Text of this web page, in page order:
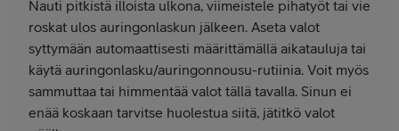
Nauti pitkistä illoista ulkona, viimeistele pihatyöt tai vie
roskat ulos auringonlaskun jälkeen. Aseta valot
syttymään automaattisesti määrittämällä aikatauluja tai
käytä auringonlasku/auringonnousu-rutiinia. Voit myös
sammuttaa tai himmentää valot tällä tavalla. Sinun ei
enää koskaan tarvitse huolestua siitä, jätitkö valot